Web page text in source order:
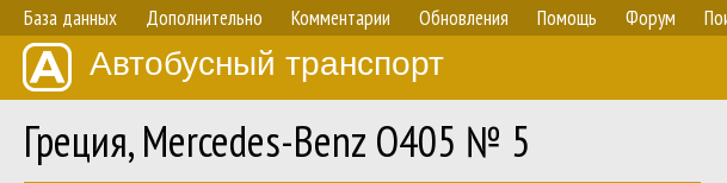
База данных Дополнительно Комментарии Обновления Помощь Форум
Автобусный транспорт
Греция, Mercedes-Benz O405 № 5